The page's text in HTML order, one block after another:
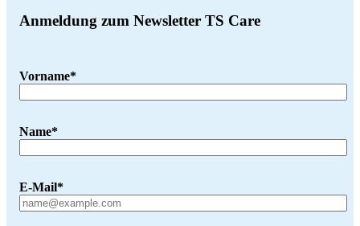
Anmeldung zum Newsletter TS Care
Vorname*
Name*
E-Mail*